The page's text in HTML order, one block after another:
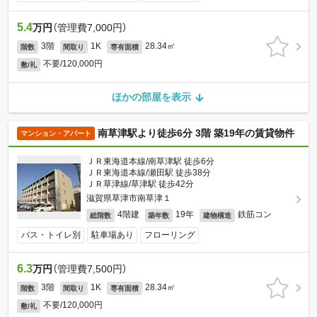
5.4万円 （管理費7,000円）
階数 3階 間取り 1K 専有面積 28.34㎡
敷/礼 不要/120,000円
ほかの部屋を表示
マンション・アパート 南草津駅より徒歩6分 3階 築19年の賃貸物件
ＪＲ東海道本線/南草津駅 徒歩6分
ＪＲ東海道本線/瀬田駅 徒歩38分
ＪＲ草津線/草津駅 徒歩42分
滋賀県草津市南草津１
総階数 4階建 築年数 19年 建物構造 鉄筋コン
バス・トイレ別 駐車場あり フローリング
6.3万円 （管理費7,500円）
階数 3階 間取り 1K 専有面積 28.34㎡
敷/礼 不要/120,000円